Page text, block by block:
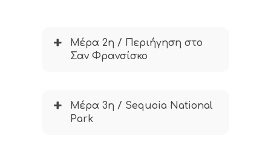
Μέρα 2η / Περιήγηση στο
Σαν Φρανσίσκο
Μέρα 3η / Sequoia National
Park